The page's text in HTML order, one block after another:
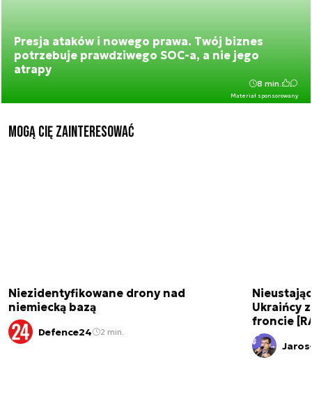
Presja ataków i nowego prawa. Twój biznes
potrzebuje prawdziwego SOC-a, a nie jego
atrapy
Materiał sponsorowany
8 min.
Mogą Cię zainteresować
Niezidentyfikowane drony nad
niemiecką bazą
Defence24 2 min.
Ukraińcy
froncie